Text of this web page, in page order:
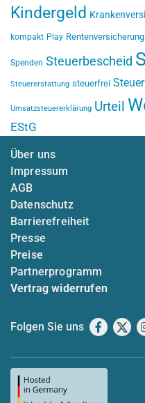
Kindergeld
kompakt Play Rentenversicherung
Spenden Steuerbescheid
Steuererstattung steuerfrei
Umsatzsteuererklärung Urteil
EStG
Über uns
Impressum
AGB
Datenschutz
Barrierefreiheit
Presse
Preise
Partnerprogramm
Vertrag widerrufen
Folgen Sie uns X